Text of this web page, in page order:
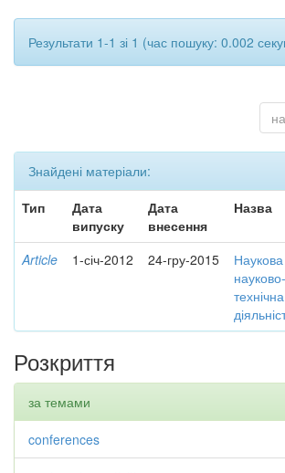
Результати 1-1 зі 1 (час пошуку: 0.002
Знайдені матеріали:
Тип
Дата
випуску
Дата
внесення
Назва
Article 1-січ-2012 24-гру-2015
науково-
технічна
Розкриття
за темами
conferences